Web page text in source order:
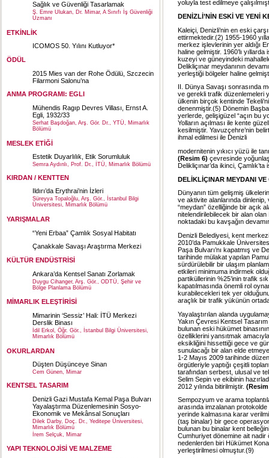
Sağlık ve Güvenliği Tasarlamak
Ş. Emre Ulukan, Dr. Mimar, A Sınıfı İş Güvenliği
Uzmanı
ETKİNLİK
ICOMOS 50. Yılını Kutluyor*
ÖDÜL
2015 Mies van der Rohe Ödülü, Szczecin
Filarmoni Salonu’na
ANMA PROGRAMI: EGLI
Mühendis Ragıp Devres Villası, Ernst A.
Egli, 1932/33
Serhat Başdoğan, Arş. Gör. Dr., YTÜ, Mimarlık
Bölümü
MESLEK ETİĞİ
Estetik Duyarlılık, Etik Sorumluluk
Semra Aydınlı, Prof. Dr., İTÜ, Mimarlık Bölümü
KIRDAN / KENTTEN
Ildırı’da Erythrai’nin İzleri
Süreyya Topaloğlu, Arş. Gör., İstanbul Bilgi
Üniversitesi, Mimarlık Bölümü
YARIŞMALAR
“Yeni Erbaa” Çamlık Sosyal Habitatı
Çanakkale Savaşı Araştırma Merkezi
KÜLTÜR ENDÜSTRİSİ
Ankara’da Kentsel Sanatı Zorlamak
Duygu Cihanger, Arş. Gör., ODTÜ, Şehir ve
Bölge Planlama Bölümü
MİMARLIK ELEŞTİRİSİ
Mimarinin ‘Sessiz’ Hali: İTÜ Merkezi
Derslik Binası
İdil Erkol, Öğr. Gör., İstanbul Bilgi Üniversitesi,
Mimarlık Bölümü
OKURLARDAN
Düşten Düşünceye Sinan
Cem Günen, Mimar
KENTSEL TASARIM
Denizli Gazi Mustafa Kemal Paşa Bulvarı
Yayalaştırma Düzenlemesinin Sosyo-
Ekonomik ve Mekânsal Sonuçları
Dilek Darby, Doç. Dr., Yeditepe Üniversitesi,
Mimarlık Bölümü
İrem Selçuk, Mimar
YAPI TEKNOLOJİSİ VE MALZEME
yoluyla test edilmeye
DENİZLİ’NİN ESKİ VE YENİ
Kaleiçi, Denizli’nin en eski
ettirmektedir.(2) 1955-1960
merkez işlevlerinin yer aldığı
haline gelmiştir. 1960’lı
kuzeyi ve güneyindeki
Delikliçınar meydanının
yerleştiği bölgeler haline
II. Dünya Savaşı sonrasında
ve gerekli trafik düzenlemeleri
ülkenin birçok kentinde
denenmiştir.(5) Dönemin
yerlerde, gelişigüzel “açın bu
Yolların açılması ile kente
kesilmiştir. Yavuzçehre’nin
ihmal edilmesi ile Denizli
modernitenin yıkıcı yüzü ile
(Resim 6) çevresinde
Delikliçınar’da ikinci,
DELİKLİÇINAR MEYDANI
Dünyanın tüm gelişmiş
ve aktivite alanlarında
“meydan” özelliğinde bir açık
nitelendirilebilecek bir alan olan
noktadaki bu kavşağın
Denizli Belediyesi, kent
2010’da Pamukkale
Paşa Bulvarı’nı kapatmış ve
tarihinde mülakat yapılan
sürdürülebilir bir ulaşım
etkileri minimuma indirmek
partiküllerinin %25’inin trafik
kapatılmasında önemli rol
kurabilecekleri tek yer
araçlık bir trafik yükünün
Yayalaştırılan alanda
Yakın Çevresi Kentsel
bulunan eski hükümet
özelliklerini yansıtmak
eksikliğini hissettiği gece ve
sunulacağı bir alan elde etmeye
1-2 Mayıs 2009 tarihinde
örgütleriyle yaptığı çeşitli
tarafından serbest, ulusal ve
Selim Sepin ve ekibinin
2012 yılında bitirilmiştir. (Resim
Sempozyum ve arama
arasında imzalanan
yerinde kalmasına karar
(taş binalar) bir gece
bulunan bu binalar kent
Cumhuriyet dönemine ait nadir
nedenlerden biri Hükümet
yerleştirilmesi olmuştur.(9)